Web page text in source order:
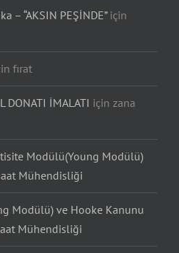
– “AKSIN PEŞİNDE”için
fırat
DONATI İMALATI için zana
Modülü(Young Modülü)
Mühendisliği
Modülü) ve Hooke Kanunu
Mühendisliği